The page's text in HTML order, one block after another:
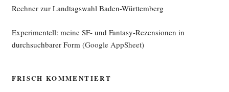
Rechner zur Landtagswahl Baden-Württemberg
Experimentell: meine SF- und Fantasy-Rezensionen in
durchsuchbarer Form (Google AppSheet)
FRISCH KOMMENTIERT